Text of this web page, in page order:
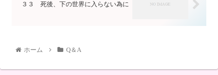
３３ 死後、下の世界に入らない為に
ホーム Q＆A